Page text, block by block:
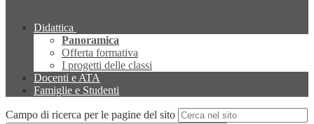
Didattica
Panoramica
Offerta formativa
I progetti delle classi
Docenti e ATA
Famiglie e Studenti
Campo di ricerca per le pagine del sito